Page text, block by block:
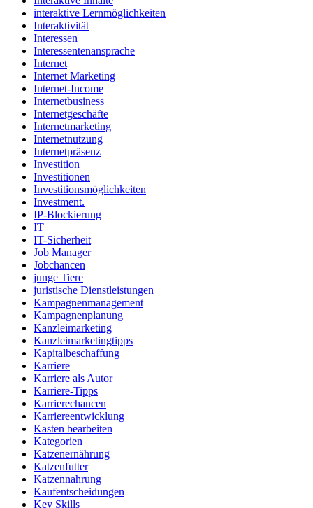
interaktive Lernmöglichkeiten
Interaktivität
Interessen
Interessentenansprache
Internet
Internet Marketing
Internet-Income
Internetbusiness
Internetgeschäfte
Internetmarketing
Internetnutzung
Internetpräsenz
Investition
Investitionen
Investitionsmöglichkeiten
Investment.
IP-Blockierung
IT
IT-Sicherheit
Job Manager
Jobchancen
junge Tiere
juristische Dienstleistungen
Kampagnenmanagement
Kampagnenplanung
Kanzleimarketing
Kanzleimarketingtipps
Kapitalbeschaffung
Karriere
Karriere als Autor
Karriere-Tipps
Karrierechancen
Karriereentwicklung
Kasten bearbeiten
Kategorien
Katzenernährung
Katzenfutter
Katzennahrung
Kaufentscheidungen
Key Skills